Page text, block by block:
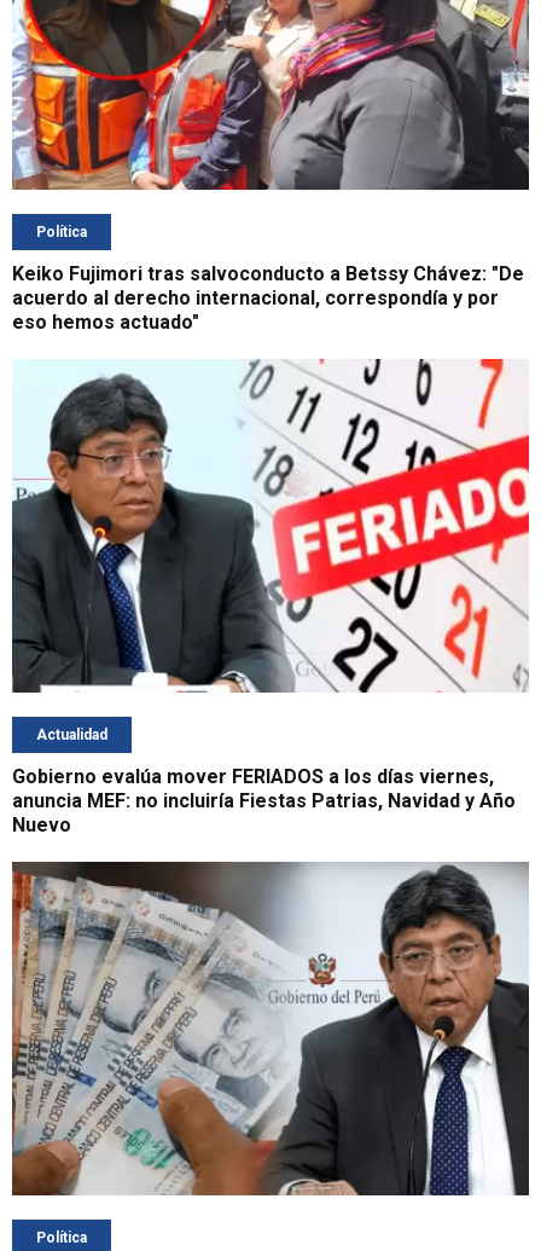
Política
Keiko Fujimori tras salvoconducto a Betssy Chávez: "De
acuerdo al derecho internacional, correspondía y por
eso hemos actuado"
Actualidad
Gobierno evalúa mover FERIADOS a los días viernes,
anuncia MEF: no incluiría Fiestas Patrias, Navidad y Año
Nuevo
Política